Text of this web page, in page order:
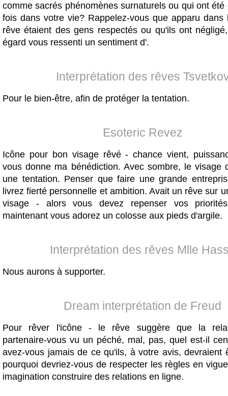
comme sacrés phénomènes surnaturels ou qui ont été
fois dans votre vie? Rappelez-vous que apparu dans
rêve étaient des gens respectés ou qu'ils ont
égard vous ressenti un sentiment d'.
Interprétation des rêves
Pour le bien-être, afin de protéger la tentation.
Esoteric Revez
Icône pour bon visage rêvé - chance vient,
vous donne ma bénédiction. Avec sombre, le visage
une tentation. Penser que faire une grande
livrez fierté personnelle et ambition. Avait un rêve sur
visage - alors vous devez repenser vos
maintenant vous adorez un colosse aux pieds d'argile.
Interprétation des rêves Mlle
Nous aurons à supporter.
Dream interprétation de Freud
Pour rêver l'icône - le rêve suggère que la
partenaire-vous vu un péché, mal, pas, quel est-il
avez-vous jamais de ce qu'ils, à votre avis, devraient
pourquoi devriez-vous de respecter les règles en
imagination construire des relations en ligne.